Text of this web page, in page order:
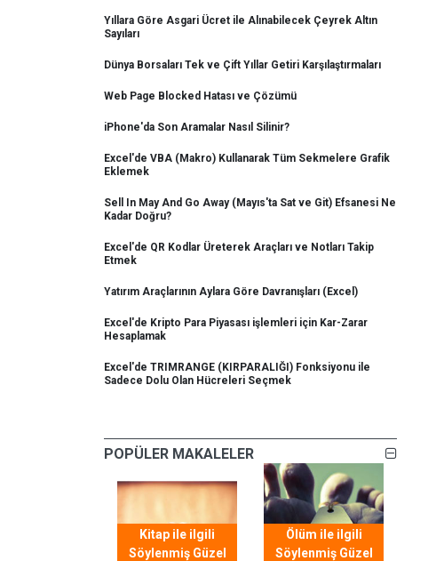
Yıllara Göre Asgari Ücret ile Alınabilecek Çeyrek Altın
Sayıları
Dünya Borsaları Tek ve Çift Yıllar Getiri Karşılaştırmaları
Web Page Blocked Hatası ve Çözümü
iPhone'da Son Aramalar Nasıl Silinir?
Excel'de VBA (Makro) Kullanarak Tüm Sekmelere Grafik
Eklemek
Sell In May And Go Away (Mayıs'ta Sat ve Git) Efsanesi Ne
Kadar Doğru?
Excel'de QR Kodlar Üreterek Araçları ve Notları Takip
Etmek
Yatırım Araçlarının Aylara Göre Davranışları (Excel)
Excel'de Kripto Para Piyasası işlemleri için Kar-Zarar
Hesaplamak
Excel'de TRIMRANGE (KIRPARALIĞI) Fonksiyonu ile
Sadece Dolu Olan Hücreleri Seçmek
POPÜLER MAKALELER
Kitap ile ilgili
Söylenmiş Güzel
Ölüm ile ilgili
Söylenmiş Güzel